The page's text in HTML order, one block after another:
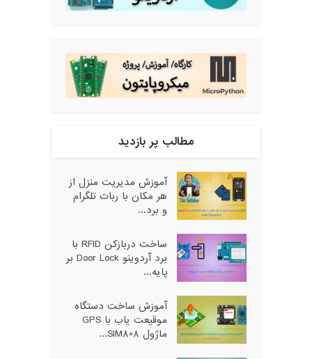
مطالب پر بازدید
آموزش مدیریت منزل از
هر مکان با ربات تلگرام
و برد...
ساخت دربازکن RFID با
برد آردوینو Door Lock بر
پایه...
آموزش ساخت دستگاه
موقیعت یاب با GPS
ماژول SIM808...